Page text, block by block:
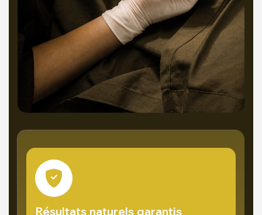
Résultats naturels garantis